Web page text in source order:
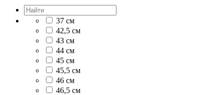
37 см
42,5 см
43 см
44 см
45 см
45,5 см
46 см
46,5 см